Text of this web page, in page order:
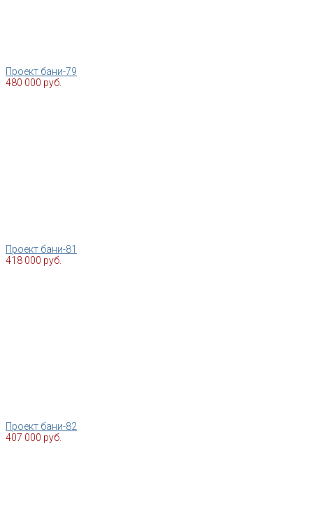
Проект бани-79
480 000 руб.
Проект бани-81
418 000 руб.
Проект бани-82
407 000 руб.